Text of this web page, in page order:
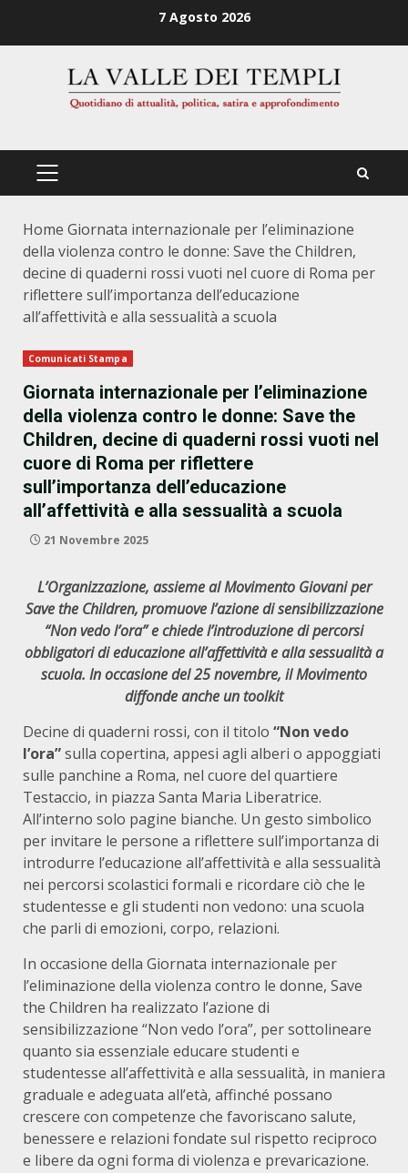
7 Agosto 2026
PRIMÄRES
Home Giornata internazionale per l’eliminazione
della violenza contro le donne: Save the Children,
decine di quaderni rossi vuoti nel cuore di Roma per
riflettere sull’importanza dell’educazione
all’affettività e alla sessualità a scuola
Comunicati Stampa
Giornata internazionale per l’eliminazione
della violenza contro le donne: Save the
Children, decine di quaderni rossi vuoti nel
cuore di Roma per riflettere
sull’importanza dell’educazione
all’affettività e alla sessualità a scuola
21 Novembre 2025
L’Organizzazione, assieme al Movimento Giovani per
Save the Children, promuove l’azione di sensibilizzazione
“Non vedo l’ora” echiede l’introduzione di percorsi
obbligatori di educazione all’affettività e alla sessualità a
scuola. In occasione del 25 novembre, il Movimento
diffonde anche un toolkit
Decine di quaderni rossi, con il titolo “Non vedo
l’ora”sulla copertina, appesi agli alberi o appoggiati
sulle panchine a Roma, nel cuore del quartiere
Testaccio, in piazza Santa Maria Liberatrice.
All’interno solo pagine bianche. Un gesto simbolico
per invitare le persone a riflettere sull’importanza di
introdurre l’educazione all’affettività e alla sessualità
nei percorsi scolastici formali e ricordare ciò che le
studentesse e gli studenti non vedono: una scuola
che parli di emozioni, corpo, relazioni.
In occasione della Giornata internazionale per
l’eliminazione della violenza contro le donne, Save
the Children ha realizzato l’azione di
sensibilizzazione “Non vedo l’ora”, per sottolineare
quanto sia essenziale educare studenti e
studentesse all’affettività e alla sessualità, in maniera
graduale e adeguata all’età, affinché possano
crescere con competenze che favoriscano salute,
benessere e relazioni fondate sul rispetto reciproco
e libere da ogni forma di violenza e prevaricazione.